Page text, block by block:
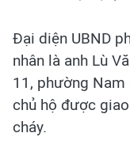
Đại diện UBND
nhân là anh Lù
11, phường Nam
chủ hộ được
cháy.